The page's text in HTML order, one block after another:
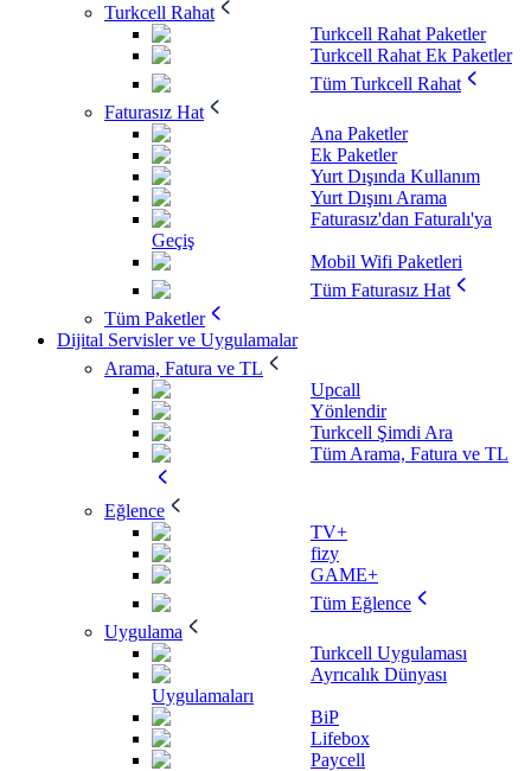
Turkcell Rahat
Turkcell Rahat Paketler
Turkcell Rahat Ek Paketler
Tüm Turkcell Rahat
Faturasız Hat
Ana Paketler
Ek Paketler
Yurt Dışında Kullanım
Yurt Dışını Arama
Faturasız'dan Faturalı'ya
Geçiş
Mobil Wifi Paketleri
Tüm Faturasız Hat
Tüm Paketler
Dijital Servisler ve Uygulamalar
Arama, Fatura ve TL
Upcall
Yönlendir
Turkcell Şimdi Ara
Tüm Arama, Fatura ve TL
Eğlence
TV+
fizy
GAME+
Tüm Eğlence
Uygulama
Turkcell Uygulaması
Ayrıcalık Dünyası
Uygulamaları
BiP
Lifebox
Paycell